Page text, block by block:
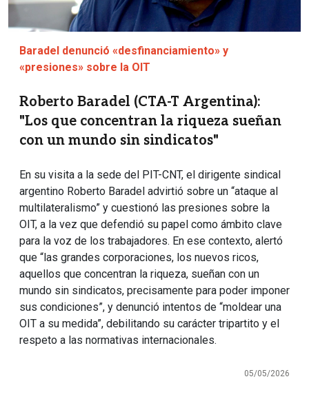
Baradel denunció «desfinanciamiento» y
«presiones» sobre la OIT
Roberto Baradel (CTA-T Argentina):
"Los que concentran la riqueza sueñan
con un mundo sin sindicatos"
En su visita a la sede del PIT-CNT, el dirigente sindical
argentino Roberto Baradel advirtió sobre un “ataque al
multilateralismo” y cuestionó las presiones sobre la
OIT, a la vez que defendió su papel como ámbito clave
para la voz de los trabajadores. En ese contexto, alertó
que “las grandes corporaciones, los nuevos ricos,
aquellos que concentran la riqueza, sueñan con un
mundo sin sindicatos, precisamente para poder imponer
sus condiciones”, y denunció intentos de “moldear una
OIT a su medida”, debilitando su carácter tripartito y el
respeto a las normativas internacionales.
05/05/2026